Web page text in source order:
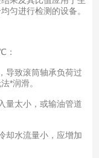
匀进行检测的设备。
：
致滚筒轴承负荷过
*润滑。
太小，或输油管道
水流量小，应增加